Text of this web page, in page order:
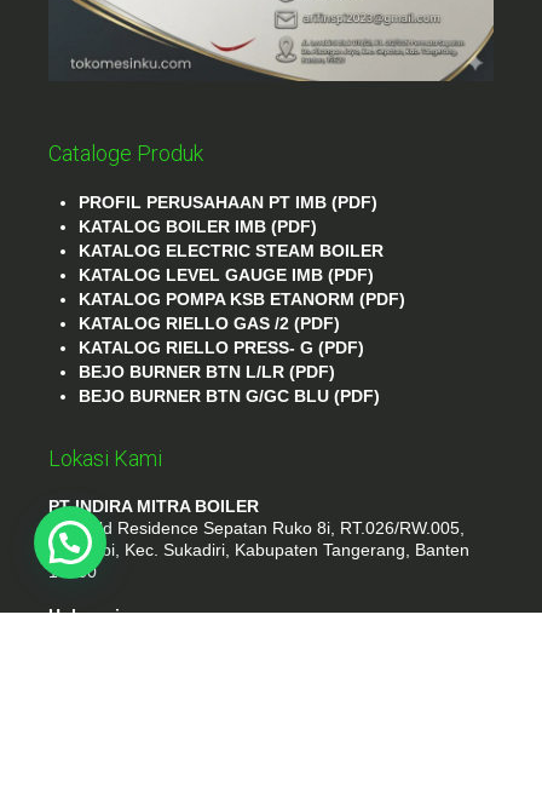
Cataloge Produk
PROFIL PERUSAHAAN PT IMB (PDF)
KATALOG BOILER IMB (PDF)
KATALOG ELECTRIC STEAM BOILER
KATALOG LEVEL GAUGE IMB (PDF)
KATALOG POMPA KSB ETANORM (PDF)
KATALOG RIELLO GAS /2 (PDF)
KATALOG RIELLO PRESS- G (PDF)
BEJO BURNER BTN L/LR (PDF)
BEJO BURNER BTN G/GC BLU (PDF)
Lokasi Kami
PT INDIRA MITRA BOILER
Emerald Residence Sepatan Ruko 8i, RT.026/RW.005,
Kosambi, Kec. Sukadiri, Kabupaten Tangerang, Banten
15530
Hubungi